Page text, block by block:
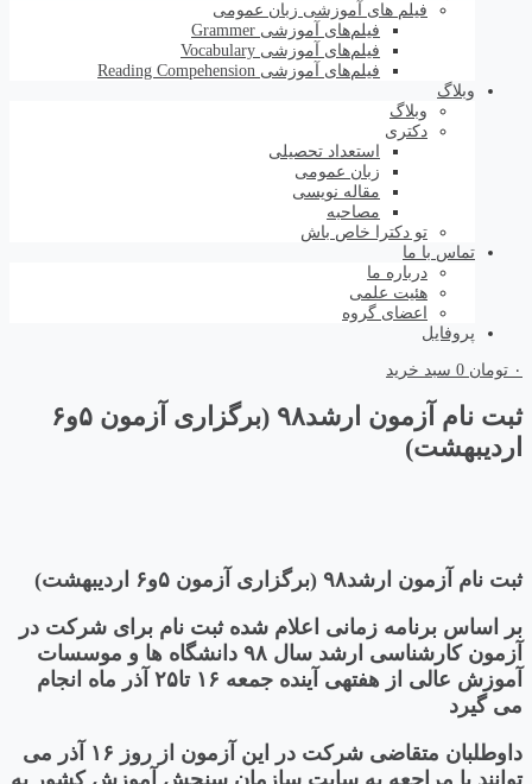
فیلم های آموزشی زبان عمومی
فیلم‌های آموزشی Grammer
فیلم‌های آموزشی Vocabulary
فیلم‌های آموزشی Reading Compehension
وبلاگ
وبلاگ
دکتری
استعداد تحصیلی
زبان عمومی
مقاله نویسی
مصاحبه
تو دکترا خاص باش
تماس با ما
درباره ما
هئیت علمی
اعضای گروه
پروفایل
۰ تومان 0 سبد خرید
ثبت نام آزمون ارشد۹۸ (برگزاری آزمون ۵و۶
اردیبهشت)
ثبت نام آزمون ارشد۹۸ (برگزاری آزمون ۵و۶ اردیبهشت)
بر اساس برنامه زمانی اعلام شده ثبت نام برای شرکت در
آزمون کارشناسی ارشد سال ۹۸ دانشگاه ها و موسسات
آموزش عالی از هفتهی آینده جمعه ۱۶ تا۲۵ آذر ماه انجام
می گیرد
داوطلبان متقاضی شرکت در این آزمون از روز ۱۶ آذر می
توانند با مراجعه به سایت سازمان سنجش آموزش کشور به